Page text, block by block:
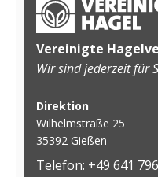
Vereinigte
Wir sind jederzeit für
Direktion
Wilhelmstraße 25
35392 Gießen
Telefon: +49 641